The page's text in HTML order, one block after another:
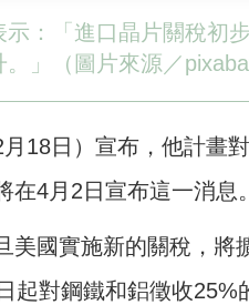
示：「進口晶片關稅初
」（圖片來源／
18日）宣布，他計畫
4月2日宣布這一消息。
美國實施新的關稅，將
起對鋼鐵和鋁徵收